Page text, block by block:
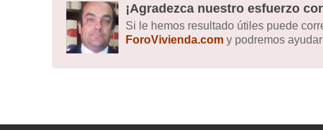
¡Agradezca nuestro esfuerzo
Si le hemos resultado útiles puede
ForoVivienda.com y podremos